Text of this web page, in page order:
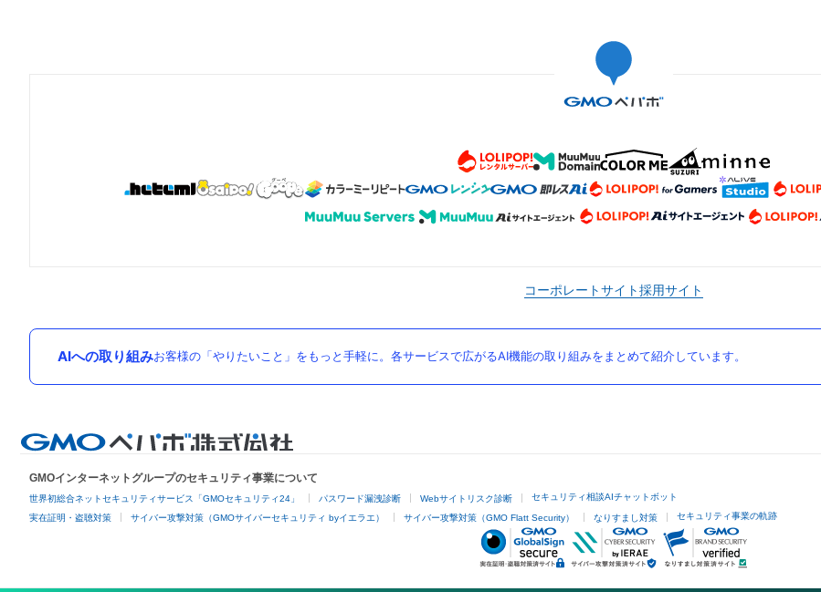
コーポレートサイト採用サイト
AIへの取り組みお客様の「やりたいこと」をもっと手軽に。各サービスで広がるAI機能の取り組みをまとめて紹介しています。
GMOインターネットグループのセキュリティ事業について
世界初総合ネットセキュリティサービス「GMOセキュリティ24」 パスワード漏洩診断 Webサイトリスク診断 セキュリティ相談AIチャットボット
実在証明・盗聴対策 サイバー攻撃対策（GMOサイバーセキュリティ byイエラエ） サイバー攻撃対策（GMO Flatt Security） なりすまし対策 セキュリティ事業の軌跡